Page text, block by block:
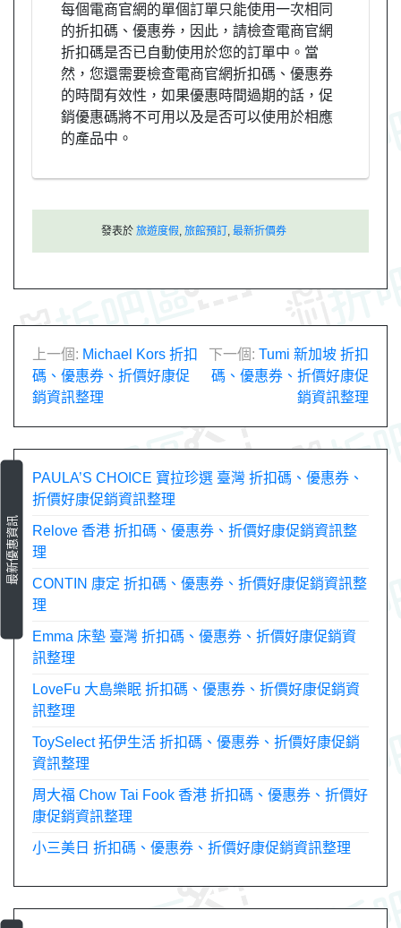
每個電商官網的單個訂單只能使用一次相同
的折扣碼、優惠券，因此，請檢查電商官網
折扣碼是否已自動使用於您的訂單中。當
然，您還需要檢查電商官網折扣碼、優惠券
的時間有效性，如果優惠時間過期的話，促
銷優惠碼將不可用以及是否可以使用於相應
的產品中。
發表於 旅遊度假 旅館預訂 最新折價券
文
章
導
上一個: Michael Kors 折扣
碼、優惠券、折價好康促
銷資訊整理
下一個: Tumi 新加坡 折扣
碼、優惠券、折價好康促
銷資訊整理
最新優惠資訊
PAULA’S CHOICE 寶拉珍選 臺灣 折扣碼、優惠券、
折價好康促銷資訊整理
Relove 香港 折扣碼、優惠券、折價好康促銷資訊整
理
CONTIN 康定 折扣碼、優惠券、折價好康促銷資訊整
理
Emma 床墊 臺灣 折扣碼、優惠券、折價好康促銷資
訊整理
LoveFu 大島樂眠 折扣碼、優惠券、折價好康促銷資
訊整理
ToySelect 拓伊生活 折扣碼、優惠券、折價好康促銷
資訊整理
周大福 Chow Tai Fook 香港 折扣碼、優惠券、折價好
康促銷資訊整理
小三美日 折扣碼、優惠券、折價好康促銷資訊整理